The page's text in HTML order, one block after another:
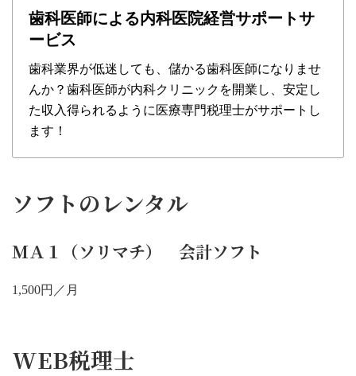
歯科医師による内科医院経営サポートサ
ービス
歯科業界が低迷しても、儲かる歯科医師になりませ
んか？歯科医師が内科クリニックを開業し、安定し
た収入得られるように医療専門税理士がサポートし
ます！
ソフトのレンタル
ＭＡ１（ソリマチ） 会計ソフト
1,500円／月
WEB税理士